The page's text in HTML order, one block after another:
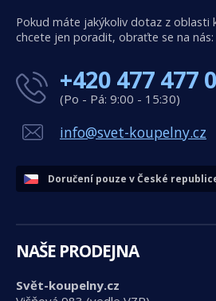
Pokud máte jakýkoliv dotaz z oblasti
chcete jen poradit, obraťte se na nás:
+420 477 477
(Po - Pá: 9:00 - 15:30)
info@svet-koupelny.cz
Doručení pouze v České
NAŠE PRODEJNA
Svět-koupelny.cz